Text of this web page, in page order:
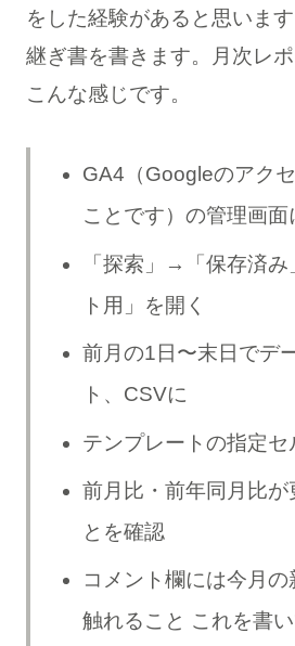
をした経験があると思いま
継ぎ書を書きます。月次レポ
こんな感じです。
GA4（Googleのアク
ことです）の管理画面
「探索」→「保存済
ト用」を開く
前月の1日〜末日でデ
ト、CSVに
テンプレートの指定セ
前月比・前年同月比が
とを確認
コメント欄には今月
触れること これを書